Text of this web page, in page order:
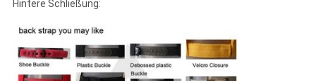
Hintere Schließung: